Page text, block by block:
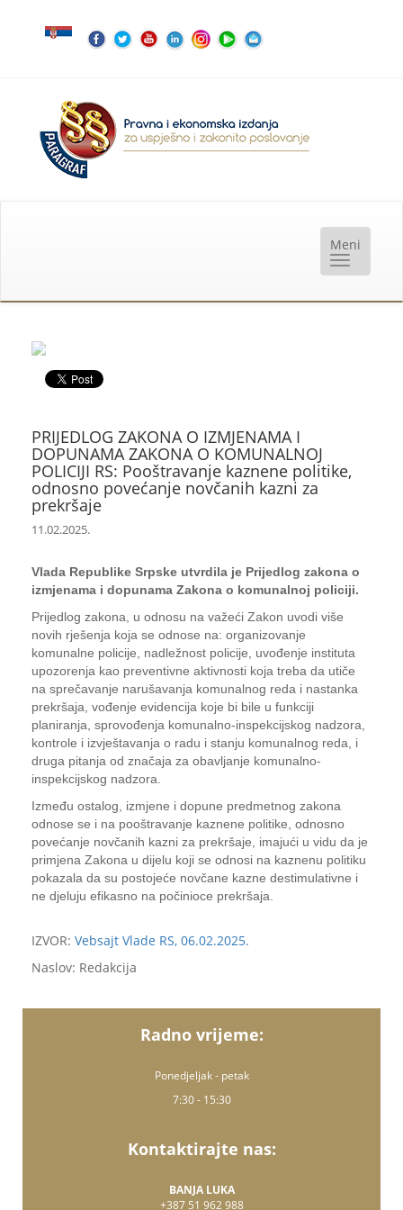
PRIJEDLOG ZAKONA O IZMJENAMA I
DOPUNAMA ZAKONA O KOMUNALNOJ
POLICIJI RS: Pooštravanje kaznene politike,
odnosno povećanje novčanih kazni za
prekršaje
11.02.2025.
Vlada Republike Srpske utvrdila je Prijedlog zakona o
izmjenama i dopunama Zakona o komunalnoj policiji.
Prijedlog zakona, u odnosu na važeći Zakon uvodi više
novih rješenja koja se odnose na: organizovanje
komunalne policije, nadležnost policije, uvođenje instituta
upozorenja kao preventivne aktivnosti koja treba da utiče
na sprečavanje narušavanja komunalnog reda i nastanka
prekršaja, vođenje evidencija koje bi bile u funkciji
planiranja, sprovođenja komunalno-inspekcijskog nadzora,
kontrole i izvještavanja o radu i stanju komunalnog reda, i
druga pitanja od značaja za obavljanje komunalno-
inspekcijskog nadzora.
Između ostalog, izmjene i dopune predmetnog zakona
odnose se i na pooštravanje kaznene politike, odnosno
povećanje novčanih kazni za prekršaje, imajući u vidu da je
primjena Zakona u dijelu koji se odnosi na kaznenu politiku
pokazala da su postojeće novčane kazne destimulativne i
ne djeluju efikasno na počinioce prekršaja.
IZVOR: Vebsajt Vlade RS, 06.02.2025.
Naslov: Redakcija
Radno vrijeme:
Ponedjeljak - petak
7:30 - 15:30
Kontaktirajte nas:
BANJA LUKA
+387 51 962 988